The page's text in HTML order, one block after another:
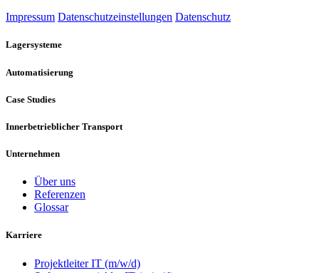
Impressum Datenschutzeinstellungen Datenschutz
Lagersysteme
Automatisierung
Case Studies
Innerbetrieblicher Transport
Unternehmen
Über uns
Referenzen
Glossar
Karriere
Projektleiter IT (m/w/d)